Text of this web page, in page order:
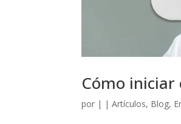
Cómo
por | |Artículos, Blog,